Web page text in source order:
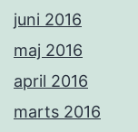
juni 2016
maj 2016
april 2016
marts 2016